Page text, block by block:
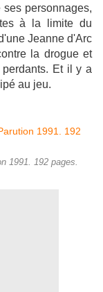
personnages,
à la limite du
Jeanne d'Arc
la drogue et
Et il y a
au jeu.
1991. 192 pages.